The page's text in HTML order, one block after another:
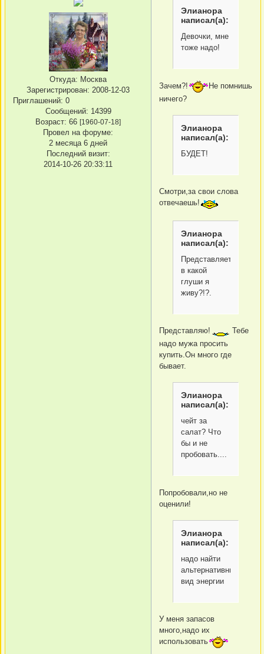
Откуда: Москва
Зарегистрирован: 2008-12-03
Приглашений: 0
Сообщений: 14399
Возраст: 66 [1960-07-18]
Провел на форуме:
2 месяца 6 дней
Последний визит:
2014-10-26 20:33:11
Элианора
написал(а):
Девочки, мне
тоже надо!
Зачем?!
Не помнишь
ничего?
Элианора
написал(а):
БУДЕТ!
Смотри,за свои слова
отвечаешь!
Элианора
написал(а):
Представляете
в какой
глуши я
живу?!?.
Представляю!
Тебе
надо мужа просить
купить.Он много где
бывает.
Элианора
написал(а):
чейт за
салат? Что
бы и не
пробовать....
Попробовали,но не
оценили!
Элианора
написал(а):
надо найти
альтернативный
вид энергии
У меня запасов
много,надо их
использовать